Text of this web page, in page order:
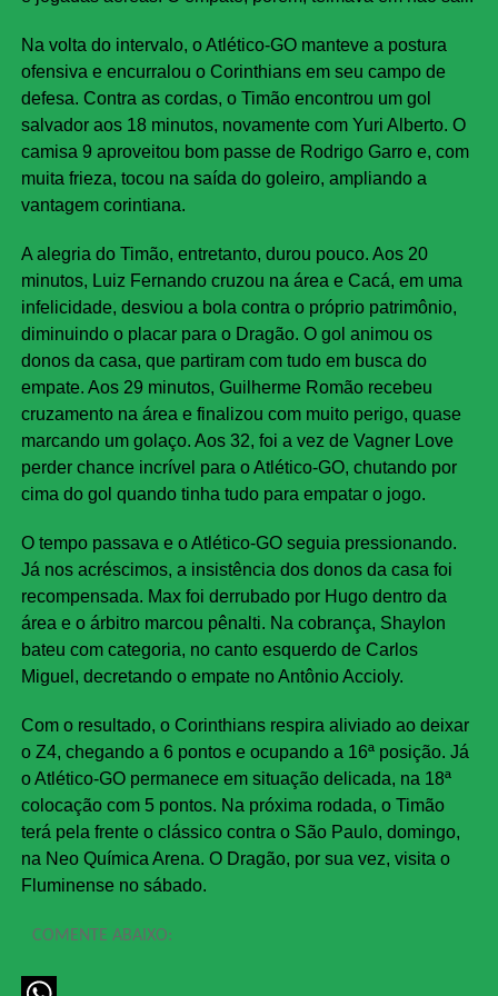
Na volta do intervalo, o Atlético-GO manteve a postura
ofensiva e encurralou o Corinthians em seu campo de
defesa. Contra as cordas, o Timão encontrou um gol
salvador aos 18 minutos, novamente com Yuri Alberto. O
camisa 9 aproveitou bom passe de Rodrigo Garro e, com
muita frieza, tocou na saída do goleiro, ampliando a
vantagem corintiana.
A alegria do Timão, entretanto, durou pouco. Aos 20
minutos, Luiz Fernando cruzou na área e Cacá, em uma
infelicidade, desviou a bola contra o próprio patrimônio,
diminuindo o placar para o Dragão. O gol animou os
donos da casa, que partiram com tudo em busca do
empate. Aos 29 minutos, Guilherme Romão recebeu
cruzamento na área e finalizou com muito perigo, quase
marcando um golaço. Aos 32, foi a vez de Vagner Love
perder chance incrível para o Atlético-GO, chutando por
cima do gol quando tinha tudo para empatar o jogo.
O tempo passava e o Atlético-GO seguia pressionando.
Já nos acréscimos, a insistência dos donos da casa foi
recompensada. Max foi derrubado por Hugo dentro da
área e o árbitro marcou pênalti. Na cobrança, Shaylon
bateu com categoria, no canto esquerdo de Carlos
Miguel, decretando o empate no Antônio Accioly.
Com o resultado, o Corinthians respira aliviado ao deixar
o Z4, chegando a 6 pontos e ocupando a 16ª posição. Já
o Atlético-GO permanece em situação delicada, na 18ª
colocação com 5 pontos. Na próxima rodada, o Timão
terá pela frente o clássico contra o São Paulo, domingo,
na Neo Química Arena. O Dragão, por sua vez, visita o
Fluminense no sábado.
COMENTE ABAIXO: